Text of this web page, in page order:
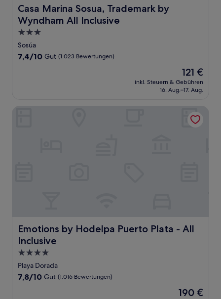
Casa Marina Sosua, Trademark by
Wyndham All Inclusive
Casa Marina Sosua, Trademark by Wyndham All Inclusive
3.0-
Sterne-
Unterkunft
Sosúa
7.4
7,4/10 Gut (1.023 Bewertungen)
Der
Preis
beträgt
121 €
inkl. Steuern & Gebühren
16. Aug.–17. Aug.
Emotions by Hodelpa Puerto Plata - All
Inclusive
Emotions by Hodelpa Puerto Plata - All Inclusive
4.0-
Sterne-
Unterkunft
Playa Dorada
7.8
7,8/10 Gut (1.016 Bewertungen)
Der
190 €